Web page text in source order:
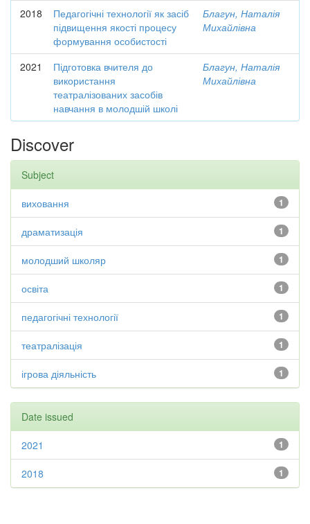
2018
Педагогічні технології як засіб
підвищення якості процесу
формування особистості
Благун, Наталія
Михайлівна
2021
Підготовка вчителя до
використання
театралізованих засобів
навчання в молодшій школі
Благун, Наталія
Михайлівна
Discover
Subject
1
виховання
1
драматизація
1
молодший школяр
1
освіта
1
педагогічні технології
1
театралізація
1
ігрова діяльність
Date issued
1
2021
1
2018